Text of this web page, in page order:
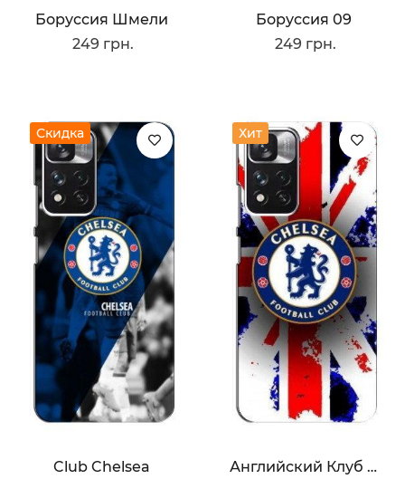
Боруссия Шмели
249 грн.
Боруссия 09
249 грн.
Скидка
Club Chelsea
Хит
Английский Клуб Челси